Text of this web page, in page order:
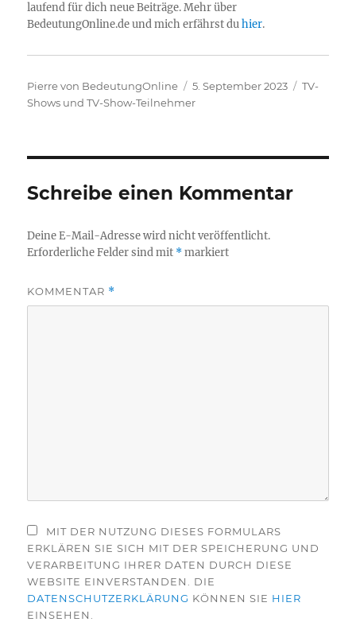
laufend für dich neue Beiträge. Mehr über
BedeutungOnline.de und mich erfährst duhier.
Autor
Pierre von BedeutungOnline
Veröffentlicht
am
5. September 2023
TV-
Shows und TV-Show-Teilnehmer
Schreibe einen Kommentar
Deine E-Mail-Adresse wird nicht veröffentlicht.
Erforderliche Felder sind mit *markiert
KOMMENTAR *
MIT DER NUTZUNG DIESES FORMULARS
ERKLÄREN SIE SICH MIT DER SPEICHERUNG UND
VERARBEITUNG IHRER DATEN DURCH DIESE
WEBSITE EINVERSTANDEN. DIE
DATENSCHUTZERKLÄRUNG KÖNNEN SIE HIER
EINSEHEN.